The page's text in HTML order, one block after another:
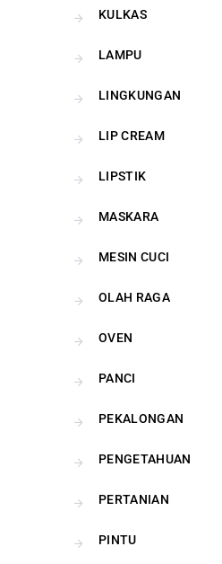
KULKAS
LAMPU
LINGKUNGAN
LIP CREAM
LIPSTIK
MASKARA
MESIN CUCI
OLAH RAGA
OVEN
PANCI
PEKALONGAN
PENGETAHUAN
PERTANIAN
PINTU